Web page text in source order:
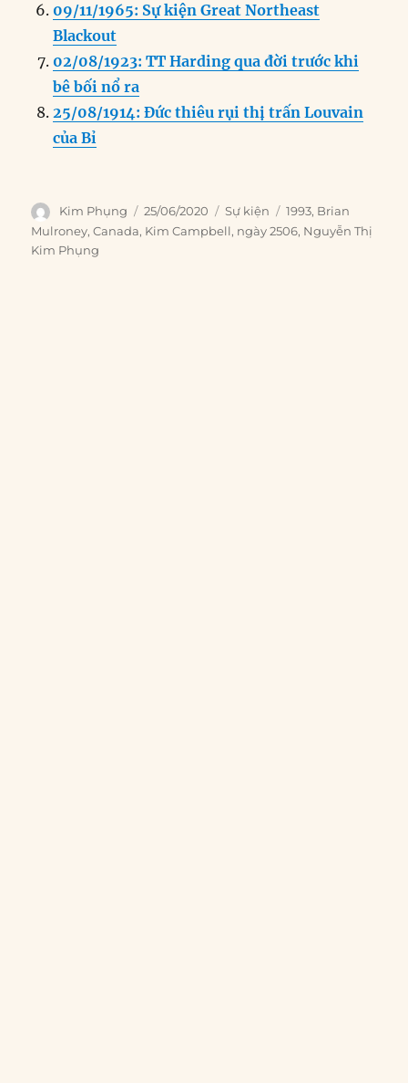
09/11/1965: Sự kiện Great Northeast
Blackout
02/08/1923: TT Harding qua đời trước khi
bê bối nổ ra
25/08/1914: Đức thiêu rụi thị trấn Louvain
của Bỉ
Author
Kim Phụng
Posted
on
25/06/2020 Categories
Sự kiện Tags
1993, Brian
Mulroney,Canada, Kim Campbell, ngày 2506, Nguyễn Thị
Kim Phụng